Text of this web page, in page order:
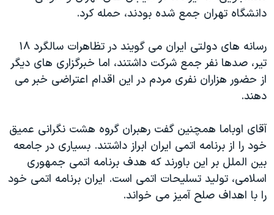
دانشگاه تهران جمع شده بودند، حمله کرد.
رسانه های دولتی ایران می گویند در تظاهرات سالگرد ۱۸
تیر، صدها نفر جمع شرکت داشتند، اما خبرگزاری های دیگر
از حضور هزاران نفری مردم در این اقدام اعتراضی خبر می
دهند.
آقای اوباما همچنین گفت رهبران گروه هشت نگرانی عمیق
خود را از برنامه اتمی ایران ابراز داشتند. بسیاری در جامعه
بین الملل بر این باورند که هدف برنامه اتمی جمهوری
اسلامی، تولید تسلیحات اتمی است. ایران برنامه اتمی خود
را با اهداف صلح آمیز می خواند.